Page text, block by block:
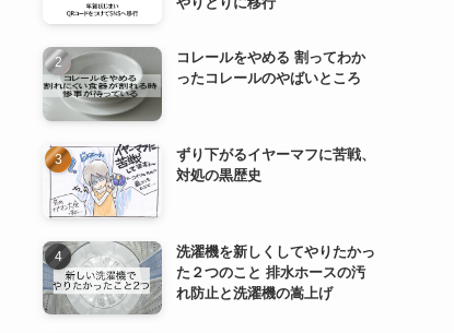
コレールをやめる 割ってわか
ったコレールのやばいところ
ずり下がるイヤーマフに苦戦、
対処の黒歴史
洗濯機を新しくしてやりたかっ
た２つのこと 排水ホースの汚
れ防止と洗濯機の嵩上げ